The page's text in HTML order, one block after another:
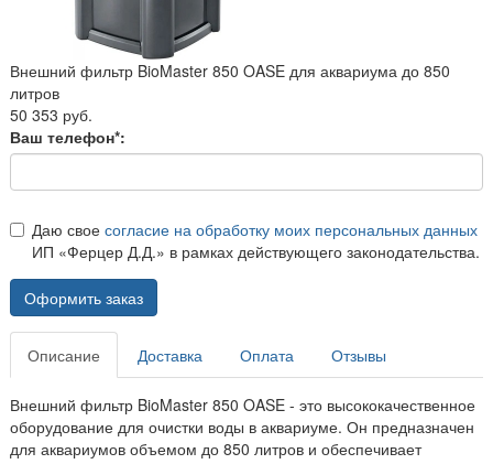
Внешний фильтр BioMaster 850 OASE для аквариума до 850
литров
50 353 руб.
Ваш телефон*:
Даю свое согласие на обработку моих персональных данных
ИП «Ферцер Д.Д.» в рамках действующего законодательства.
Оформить заказ
Описание Доставка Оплата Отзывы
Внешний фильтр BioMaster 850 OASE - это высококачественное
оборудование для очистки воды в аквариуме. Он предназначен
для аквариумов объемом до 850 литров и обеспечивает